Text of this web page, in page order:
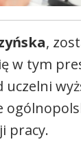
,
w tym
pracy.